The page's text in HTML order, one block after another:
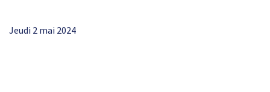
Jeudi 2 mai 2024